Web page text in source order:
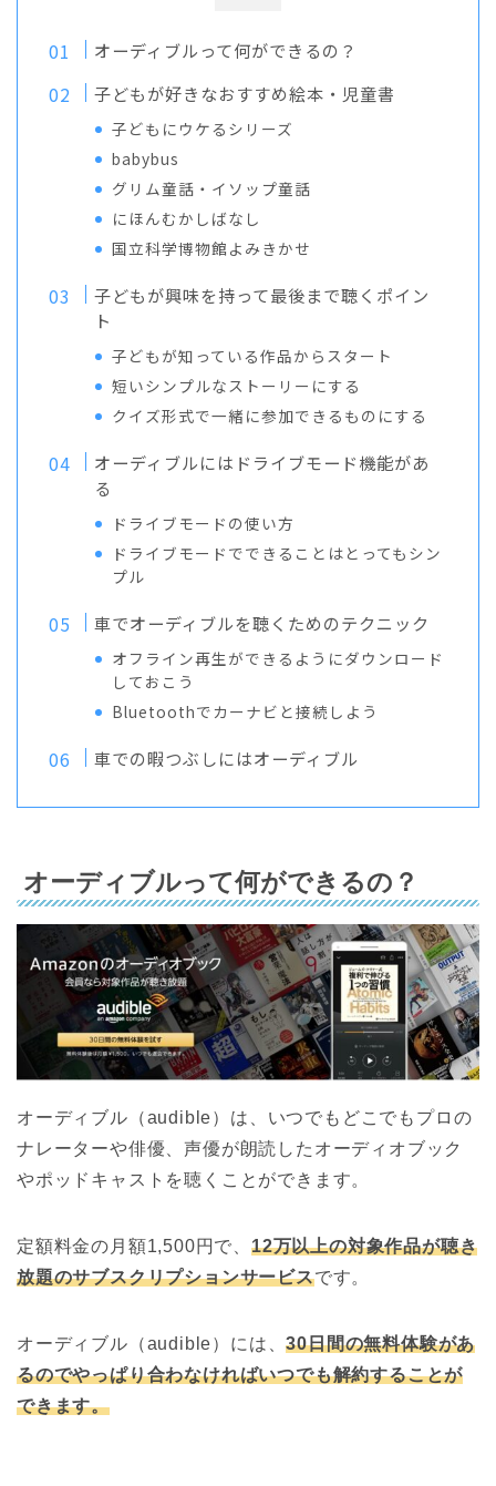
オーディブルって何ができるの？
子どもが好きなおすすめ絵本・児童書
子どもにウケるシリーズ
babybus
グリム童話・イソップ童話
にほんむかしばなし
国立科学博物館よみきかせ
子どもが興味を持って最後まで聴くポイン
ト
子どもが知っている作品からスタート
短いシンプルなストーリーにする
クイズ形式で一緒に参加できるものにする
オーディブルにはドライブモード機能があ
る
ドライブモードの使い方
ドライブモードでできることはとってもシン
プル
車でオーディブルを聴くためのテクニック
オフライン再生ができるようにダウンロード
しておこう
Bluetoothでカーナビと接続しよう
車での暇つぶしにはオーディブル
オーディブルって何ができるの？
オーディブル（audible）は、いつでもどこでもプロの
ナレーターや俳優、声優が朗読したオーディオブック
やポッドキャストを聴くことができます。
定額料金の月額1,500円で、 12万以上の対象作品が聴き
放題のサブスクリプションサービスです。
オーディブル（audible）には、30日間の無料体験があ
るのでやっぱり合わなければいつでも解約することが
できます。